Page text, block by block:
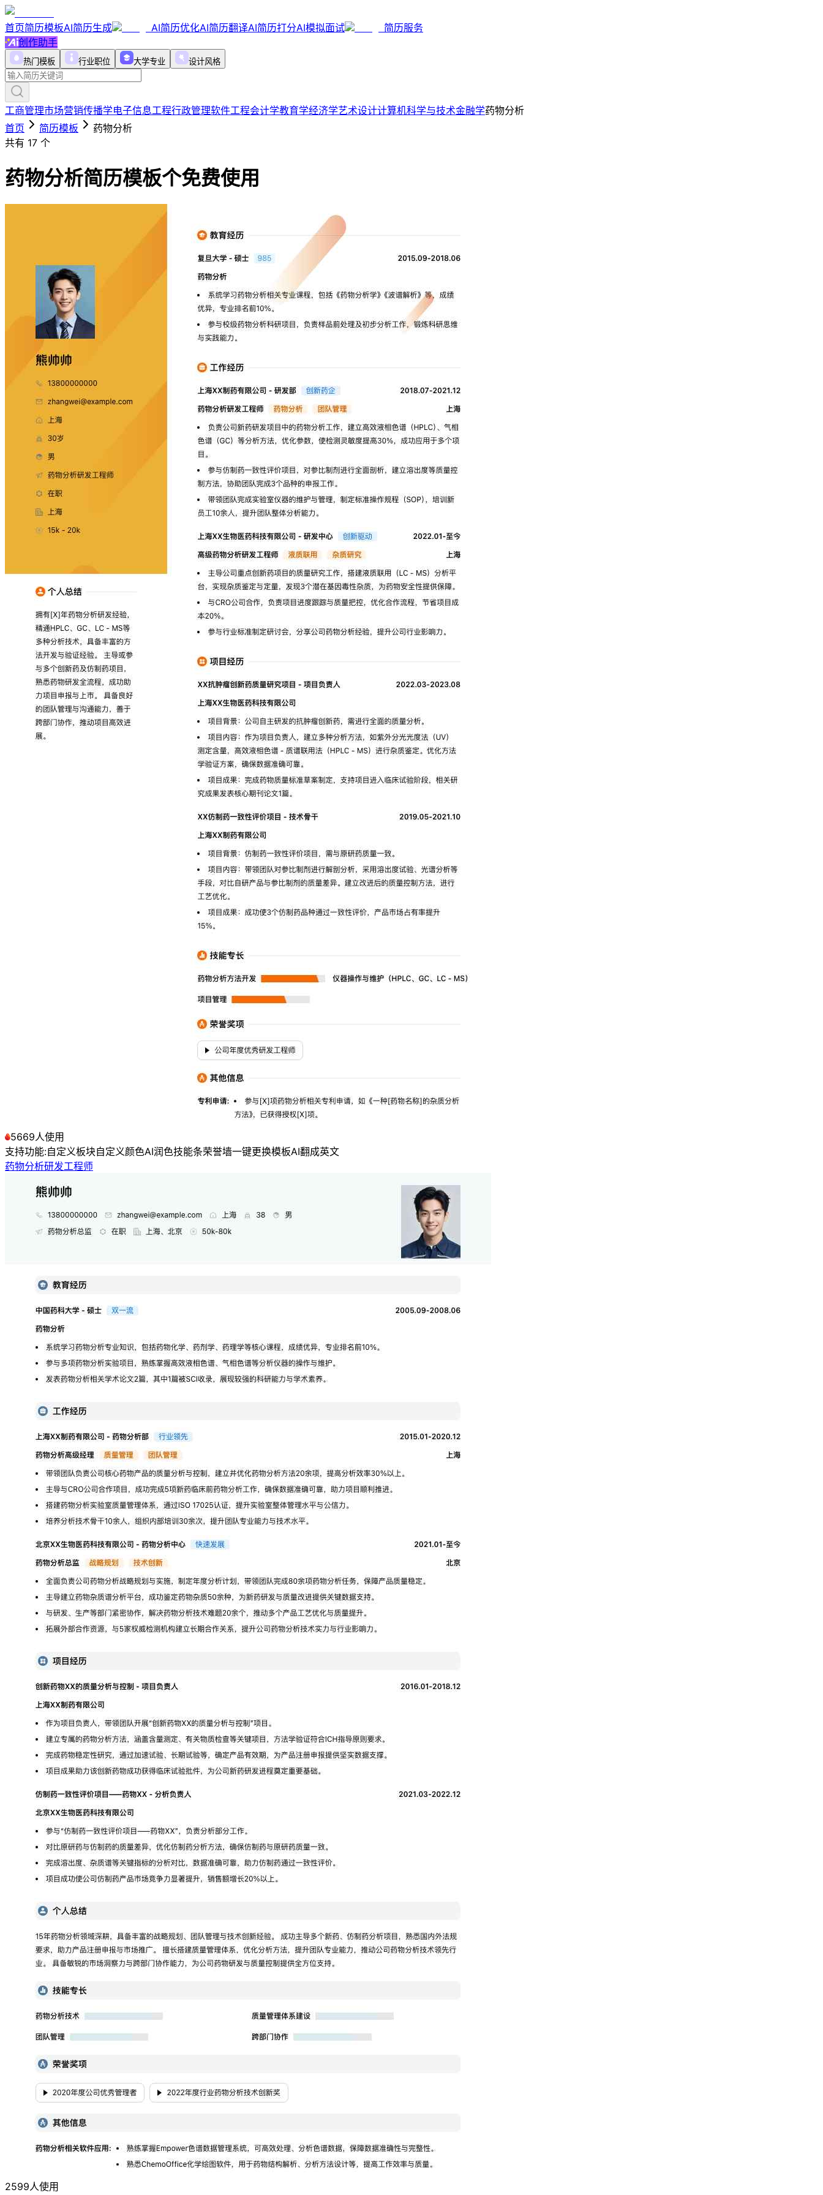
首页简历模板AI简历生成 AI简历优化AI简历翻译AI简历打分AI模拟面试
简历服务
创作助手
热门模板 行业职位 大学专业 设计风格
工商管理市场营销传播学电子信息工程行政管理软件工程会计学教育学经济学艺术设计计算机科学与技术金融学药物分析
首页
简历模板
药物分析
共有 17 个
药物分析简历模板个免费使用
5669人使用
支持功能:自定义板块自定义颜色AI润色技能条荣誉墙一键更换模板AI翻成英文
药物分析研发工程师
2599人使用